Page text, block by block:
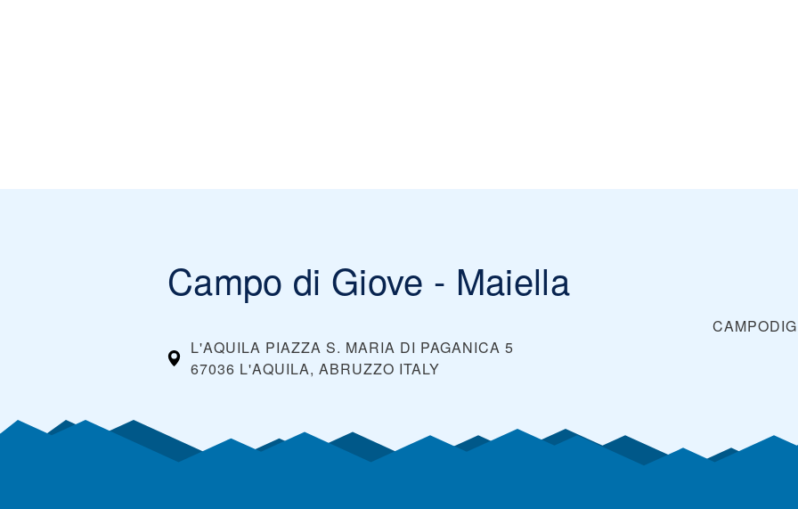
Campo di Giove - Maiella
L'AQUILA PIAZZA S. MARIA DI PAGANICA 5
67036 L'AQUILA, ABRUZZO ITALY